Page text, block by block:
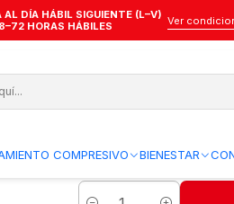
COMPRESIVO BIENESTAR
DÍA HÁBIL SIGUIENTE (L–V)
HORAS HÁBILES
Ver
TM390 -
Agregar a la lista